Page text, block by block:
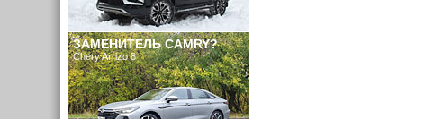
ЗАМЕНИТЕЛЬ CAMRY?
Chery Arrizo 8